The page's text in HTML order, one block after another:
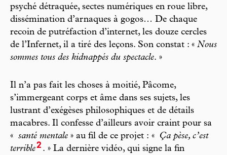
psyché détraquée, sectes numériques en roue libre,
dissémination d’arnaques à gogos… De chaque
recoin de putréfaction d’internet, les douze cercles
de l’Infernet, il a tiré des leçons. Son constat : « Nous
sommes tous des kidnappés du spectacle. »
Il n’a pas fait les choses à moitié, Pâcome,
s’immergeant corps et âme dans ses sujets, les
lustrant d’exégèses philosophiques et de détails
macabres. Il confesse d’ailleurs avoir craint pour sa
« santé mentale » au fil de ce projet : «
Ça pèse, c’est
terrible2 . » La dernière vidéo, qui signe la fin